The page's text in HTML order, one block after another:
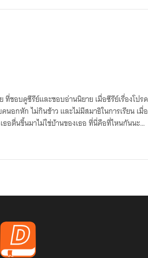
ชอบดูซีรีย์และชอบอ่านนิยาย เมื่อซีรีย์เรื่องโปรด
นอกหัก ไม่กินข้าว และไม่มีสมาธิในการเรียน เมื่อ
อตื่นขึ้นมาไม่ใช่บ้านของเธอ ที่นี่คือที่ไหนกันนะ…